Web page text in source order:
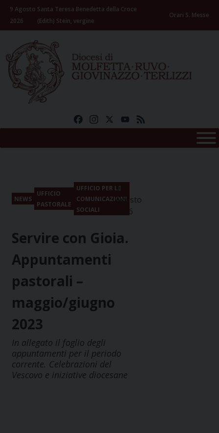
Skip
content
9 Agosto
2026
Santa Teresa Benedetta della Croce
(Edith) Stein, vergine
Orari S. Messe
FacebookInstagramYouTube
NEWS
UFFICIO
PASTORALE
UFFICIO PER LE
COMUNICAZIONI
SOCIALI
9
Agosto
2026
Servire con Gioia.
Appuntamenti
pastorali –
maggio/giugno
2023
In allegato il foglio degli
appuntamenti per il periodo
corrente. Celebrazioni del
Vescovo e iniziative diocesane